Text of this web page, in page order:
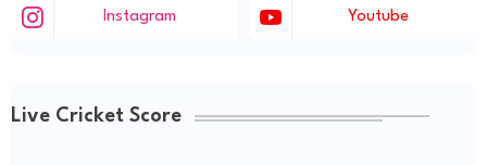
Instagram Youtube
Live Cricket Score